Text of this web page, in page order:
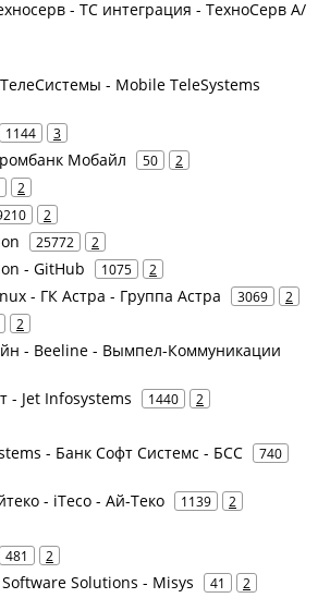
- ТС интеграция - ТехноСерв А/
- Mobile TeleSystems
1144 3
Мобайл 50 2
2
2
25772 2
- GitHub 1075 2
- ГК Астра - Группа Астра 3069 2
2
- Beeline - Вымпел-Коммуникации
- Jet Infosystems 1440 2
- Банк Софт Системс - БСС
740
- iTeco - Ай-Теко 1139 2
481 2
Solutions - Misys 41 2